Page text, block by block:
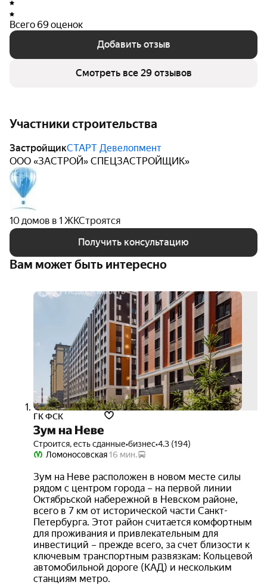
Всего 69 оценок
Добавить отзыв
Смотреть все 29 отзывов
Участники строительства
ЗастройщикСТАРТ Девелопмент
ООО «ЗАСТРОЙ» СПЕЦЗАСТРОЙЩИК»
10 домов в 1 ЖКСтроятся
Получить консультацию
Вам может быть интересно
ГК ФСК
Зум на Неве
Строится, есть сданные•бизнес•4.3 (194)
Ломоносовская16 мин.
Зум на Неве расположен в новом месте силы
рядом с центром города – на первой линии
Октябрьской набережной в Невском районе,
всего в 7 км от исторической части Санкт-
Петербурга. Этот район считается комфортным
для проживания и привлекательным для
инвестиций – прежде всего, за счет близости к
ключевым транспортным развязкам: Кольцевой
автомобильной дороге (КАД) и нескольким
станциям метро.